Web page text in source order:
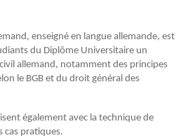
enseigné en langue allemande, est
du Diplôme Universitaire un
allemand, notamment des principes
le BGB et du droit général des
également avec la technique de
cas pratiques.